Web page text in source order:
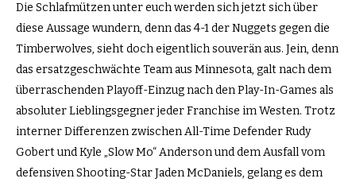
Die Schlafmützen unter euch werden sich jetzt sich über
diese Aussage wundern, denn das 4-1 der Nuggets gegen die
Timberwolves, sieht doch eigentlich souverän aus. Jein, denn
das ersatzgeschwächte Team aus Minnesota, galt nach dem
überraschenden Playoff-Einzug nach den Play-In-Games als
absoluter Lieblingsgegner jeder Franchise im Westen. Trotz
interner Differenzen zwischen All-Time Defender Rudy
Gobert und Kyle „Slow Mo“ Anderson und dem Ausfall vom
defensiven Shooting-Star Jaden McDaniels, gelang es dem